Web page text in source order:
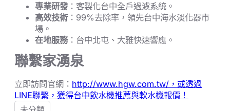
專業研發：客製化台中全戶過濾系統。
高效技術：99%去除率，領先台中海水淡化器市
場。
在地服務：台中北屯、大雅快速響應。
聯繫家湧泉
立即訪問官網： http://www.hgw.com.tw/，或透過
LINE聯繫，獲得台中飲水機推薦與軟水機報價！